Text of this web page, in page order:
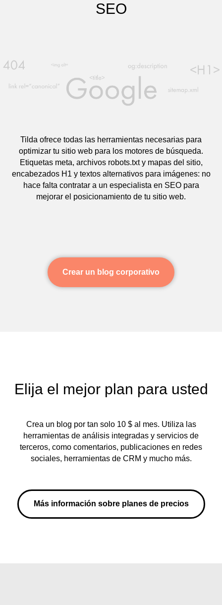
SEO
Tilda ofrece todas las herramientas necesarias para
optimizar tu sitio web para los motores de búsqueda.
Etiquetas meta, archivos robots.txt y mapas del sitio,
encabezados H1 y textos alternativos para imágenes: no
hace falta contratar a un especialista en SEO para
mejorar el posicionamiento de tu sitio web.
Crear un blog corporativo
Elija el mejor plan para usted
Crea un blog por tan solo 10 $ al mes. Utiliza las
herramientas de análisis integradas y servicios de
terceros, como comentarios, publicaciones en redes
sociales, herramientas de CRM y mucho más.
Más información sobre planes de precios